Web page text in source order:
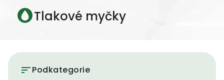
Tlakové myčky
Podkategorie